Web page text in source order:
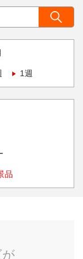
1週
品